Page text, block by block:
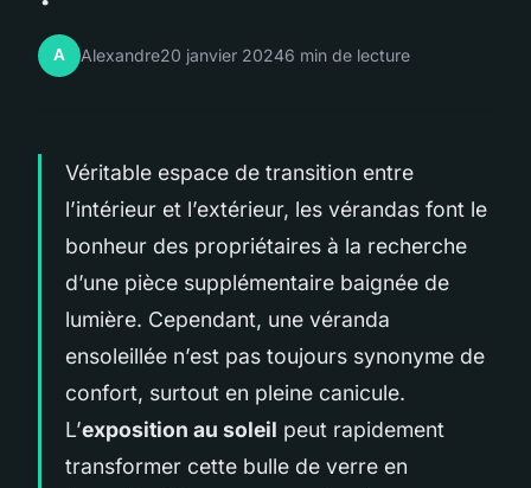
A Alexandre20 janvier 20246 min de lecture
Véritable espace de transition entre
l’intérieur et l’extérieur, les vérandas font le
bonheur des propriétaires à la recherche
d’une pièce supplémentaire baignée de
lumière. Cependant, une véranda
ensoleillée n’est pas toujours synonyme de
confort, surtout en pleine canicule.
L’exposition au soleil peut rapidement
transformer cette bulle de verre en